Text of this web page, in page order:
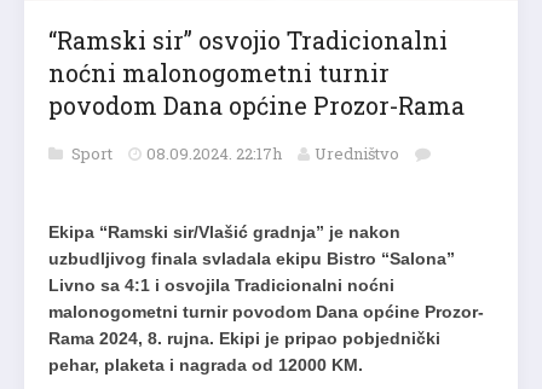
“Ramski sir” osvojio Tradicionalni
noćni malonogometni turnir
povodom Dana općine Prozor-Rama
Sport 08.09.2024. 22:17h Uredništvo
Ekipa “Ramski sir/Vlašić gradnja” je nakon
uzbudljivog finala svladala ekipu Bistro “Salona”
Livno sa 4:1 i osvojila Tradicionalni noćni
malonogometni turnir povodom Dana općine Prozor-
Rama 2024, 8. rujna. Ekipi je pripao pobjednički
pehar, plaketa i nagrada od 12000 KM.